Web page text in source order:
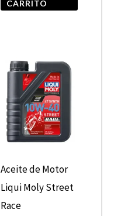
CARRITO
Aceite de Motor
Liqui Moly Street
Race
de